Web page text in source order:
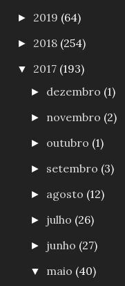
► 2019 (64)
► 2018 (254)
▼ 2017 (193)
► dezembro (1)
► novembro (2)
► outubro (1)
► setembro (3)
► agosto (12)
► julho (26)
► junho (27)
▼ maio (40)